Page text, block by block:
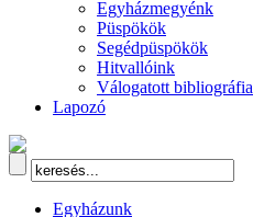
Egyházmegyénk
Püspökök
Segédpüspökök
Hitvallóink
Válogatott bibliográfia
Lapozó
Egyházunk